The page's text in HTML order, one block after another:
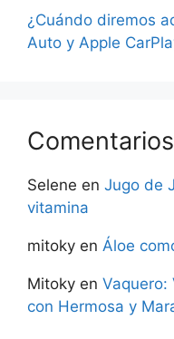
¿Cuándo diremos
Auto y Apple
Selene en Jugo de
vitamina
mitoky en Áloe
Mitoky en Vaquero:
con Hermosa y